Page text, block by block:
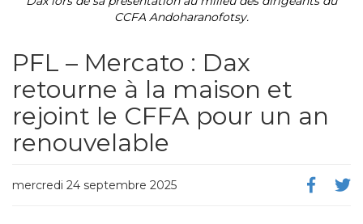
CCFA Andoharanofotsy.
PFL – Mercato : Dax
retourne à la maison et
rejoint le CFFA pour un an
renouvelable
mercredi 24 septembre 2025